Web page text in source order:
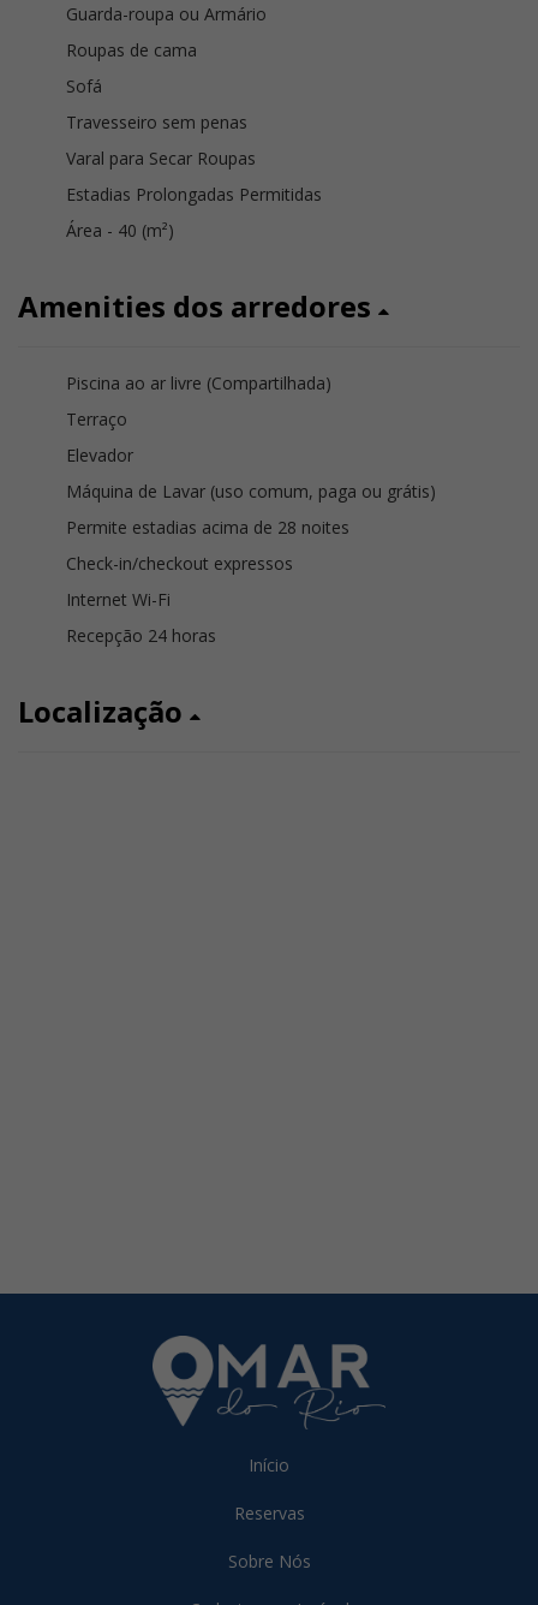
Guarda-roupa ou Armário
Roupas de cama
Sofá
Travesseiro sem penas
Varal para Secar Roupas
Estadias Prolongadas Permitidas
Área - 40 (m²)
Amenities dos arredores
Piscina ao ar livre (Compartilhada)
Terraço
Elevador
Máquina de Lavar (uso comum, paga ou grátis)
Permite estadias acima de 28 noites
Check-in/checkout expressos
Internet Wi-Fi
Recepção 24 horas
Localização
Início
Reservas
Sobre Nós